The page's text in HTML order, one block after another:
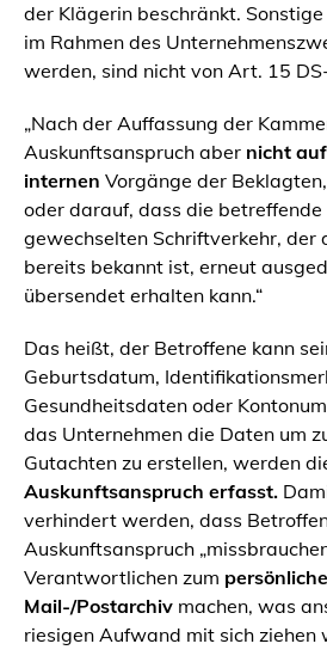
der Klägerin beschränkt.
im Rahmen des
werden, sind nicht von Art. 15
„Nach der Auffassung der
Auskunftsanspruch aber nicht
internen Vorgänge der
oder darauf, dass die betreffende
gewechselten Schriftverkehr, der
bereits bekannt ist, erneut
übersendet erhalten kann.“
Das heißt, der Betroffene kann
Geburtsdatum,
Gesundheitsdaten oder
das Unternehmen die Daten um
Gutachten zu erstellen, werden
Auskunftsanspruch erfasst.
verhindert werden, dass
Auskunftsanspruch
Verantwortlichen zum
Mail-/Postarchiv machen, was
riesigen Aufwand mit sich ziehen